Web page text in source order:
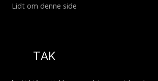
Lidt om denne side
TAK